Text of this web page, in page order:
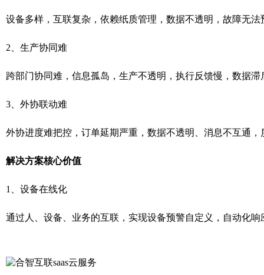
设备多样，互联复杂，依赖纸质管理，数据不透明，故障无法
2、生产协同难
跨部门协同难，信息孤岛，生产不透明，执行反馈慢，数据
3、外协联动难
外协进度难把控，订单延期严重，数据不透明、消息不互通，
解决方案核心价值
1、设备在线化
通过人、设备、业务的互联，实现设备预警自定义，自动化